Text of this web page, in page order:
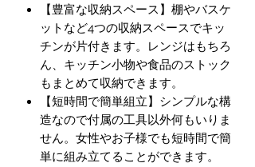
【豊富な収納スペース】棚やバスケ
ットなど4つの収納スペースでキッ
チンが片付きます。レンジはもちろ
ん、キッチン小物や食品のストック
もまとめて収納できます。
【短時間で簡単組立】シンプルな構
造なので付属の工具以外何もいりま
せん。女性やお子様でも短時間で簡
単に組み立てることができます。